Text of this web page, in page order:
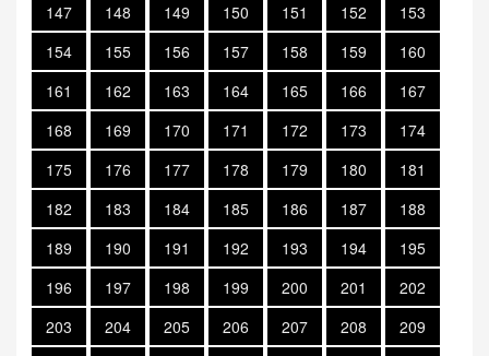
147
148 149 150 151 152
153
154
155 156 157 158 159
160
161
162 163 164 165 166
167
168
169 170 171 172 173
174
175
176 177 178 179 180
181
182
183 184 185 186 187
188
189
190 191 192 193 194
195
196
197 198 199 200 201
202
203
204 205 206 207 208
209